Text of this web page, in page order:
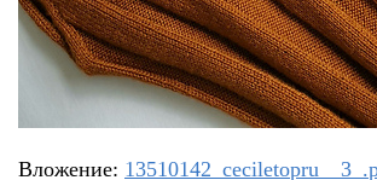
Вложение: